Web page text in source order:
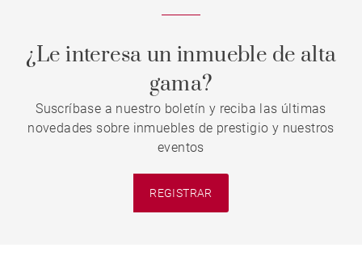
¿Le interesa un inmueble de alta
gama?
Suscríbase a nuestro boletín y reciba las últimas
novedades sobre inmuebles de prestigio y nuestros
eventos
REGISTRAR